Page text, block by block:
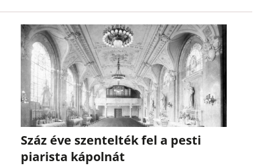
Száz éve szentelték fel a pesti
piarista kápolnát